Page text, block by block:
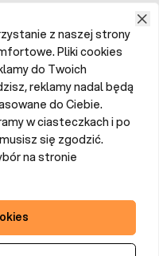
z naszej strony
Pliki cookies
do Twoich
reklamy nadal będą
do Ciebie.
w ciasteczkach i po
się zgodzić.
na stronie